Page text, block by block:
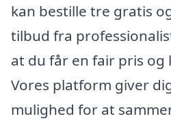
kan bestille tre gratis
tilbud fra
at du får en fair pris og
Vores platform giver
mulighed for at